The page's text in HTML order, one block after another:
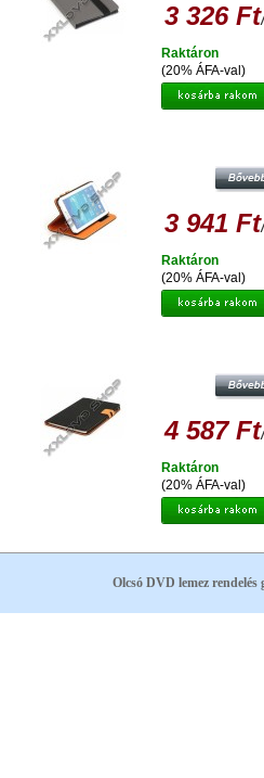
3 326 Ft
(20% ÁFA-val)
Raktáron
3 941 Ft
(20% ÁFA-val)
Raktáron
4 587 Ft
(20% ÁFA-val)
Raktáron
Olcsó DVD lemez